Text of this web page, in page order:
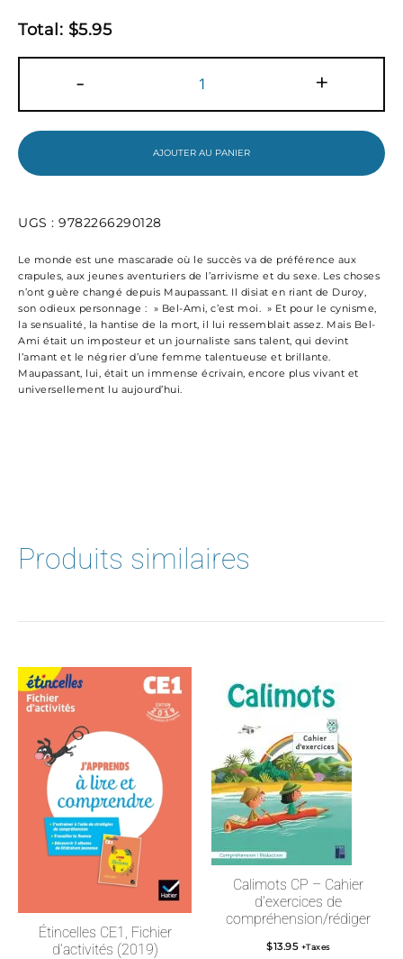
Total: $5.95
-
de
Ami
+
AJOUTER AU PANIER
UGS : 9782266290128
Le monde est une mascarade où le succès va de préférence aux
crapules, aux jeunes aventuriers de l’arrivisme et du sexe. Les choses
n’ont guère changé depuis Maupassant. Il disiat en riant de Duroy,
son odieux personnage : » Bel-Ami, c’est moi. » Et pour le cynisme,
la sensualité, la hantise de la mort, il lui ressemblait assez. Mais Bel-
Ami était un imposteur et un journaliste sans talent, qui devint
l’amant et le négrier d’une femme talentueuse et brillante.
Maupassant, lui, était un immense écrivain, encore plus vivant et
universellement lu aujourd’hui.
Produits similaires
Étincelles CE1, Fichier
d’activités (2019)
Calimots CP – Cahier
d’exercices de
compréhension/rédiger
$13.95 +Taxes